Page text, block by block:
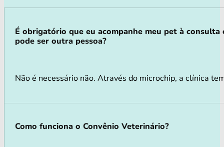
É obrigatório que eu acompanhe meu pet à consulta
pode ser outra pessoa?
Não é necessário não. Através do microchip, a clínica
Como funciona o Convênio Veterinário?